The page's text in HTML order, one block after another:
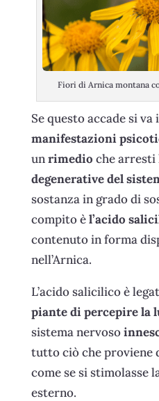
Fiori di Arnica montana
Se questo accade si
manifestazioni
unrimedio che arresti
degenerative del
sostanza in grado di
compito èl’acido
contenuto in forma
nell’Arnica.
L’acido salicilico è
piante di percepire la
sistema nervoso
tutto ciò che proviene
come se si stimolasse
esterno.